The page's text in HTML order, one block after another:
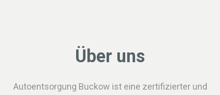
Über uns
Autoentsorgung Buckow ist eine zertifizierter und